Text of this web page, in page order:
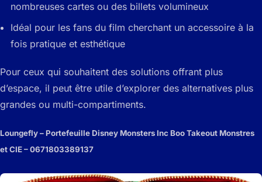
nombreuses cartes ou des billets volumineux
Idéal pour les fans du film cherchant un accessoire à la
fois pratique et esthétique
Pour ceux qui souhaitent des solutions offrant plus
d’espace, il peut être utile d’explorer des alternatives plus
grandes ou multi-compartiments.
Loungefly – Portefeuille Disney Monsters Inc Boo Takeout Monstres
et CIE – 0671803389137